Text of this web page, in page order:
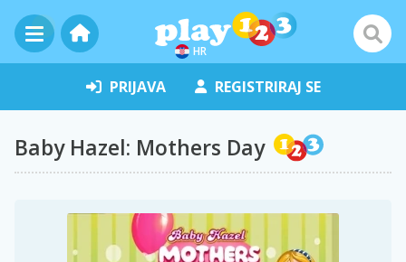
HR
PRIJAVA REGISTRIRAJ SE
Baby Hazel: Mothers Day